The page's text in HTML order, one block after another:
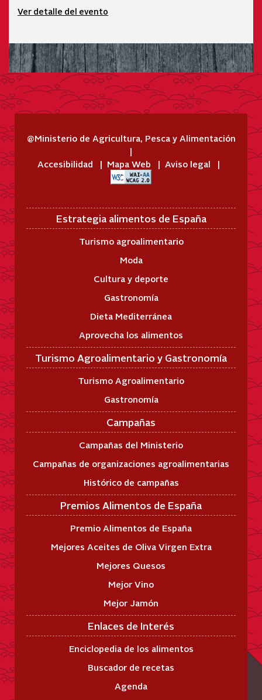
Ver detalle del evento
@Ministerio de Agricultura, Pesca y Alimentación
Accesibilidad Mapa Web Aviso legal
Estrategia alimentos de España
Turismo agroalimentario
Moda
Cultura y deporte
Gastronomía
Dieta Mediterránea
Aprovecha los alimentos
Turismo Agroalimentario y Gastronomía
Turismo Agroalimentario
Gastronomía
Campañas
Campañas del Ministerio
Campañas de organizaciones agroalimentarias
Histórico de campañas
Premios Alimentos de España
Premio Alimentos de España
Mejores Aceites de Oliva Virgen Extra
Mejores Quesos
Mejor Vino
Mejor Jamón
Enlaces de Interés
Enciclopedia de los alimentos
Buscador de recetas
Agenda